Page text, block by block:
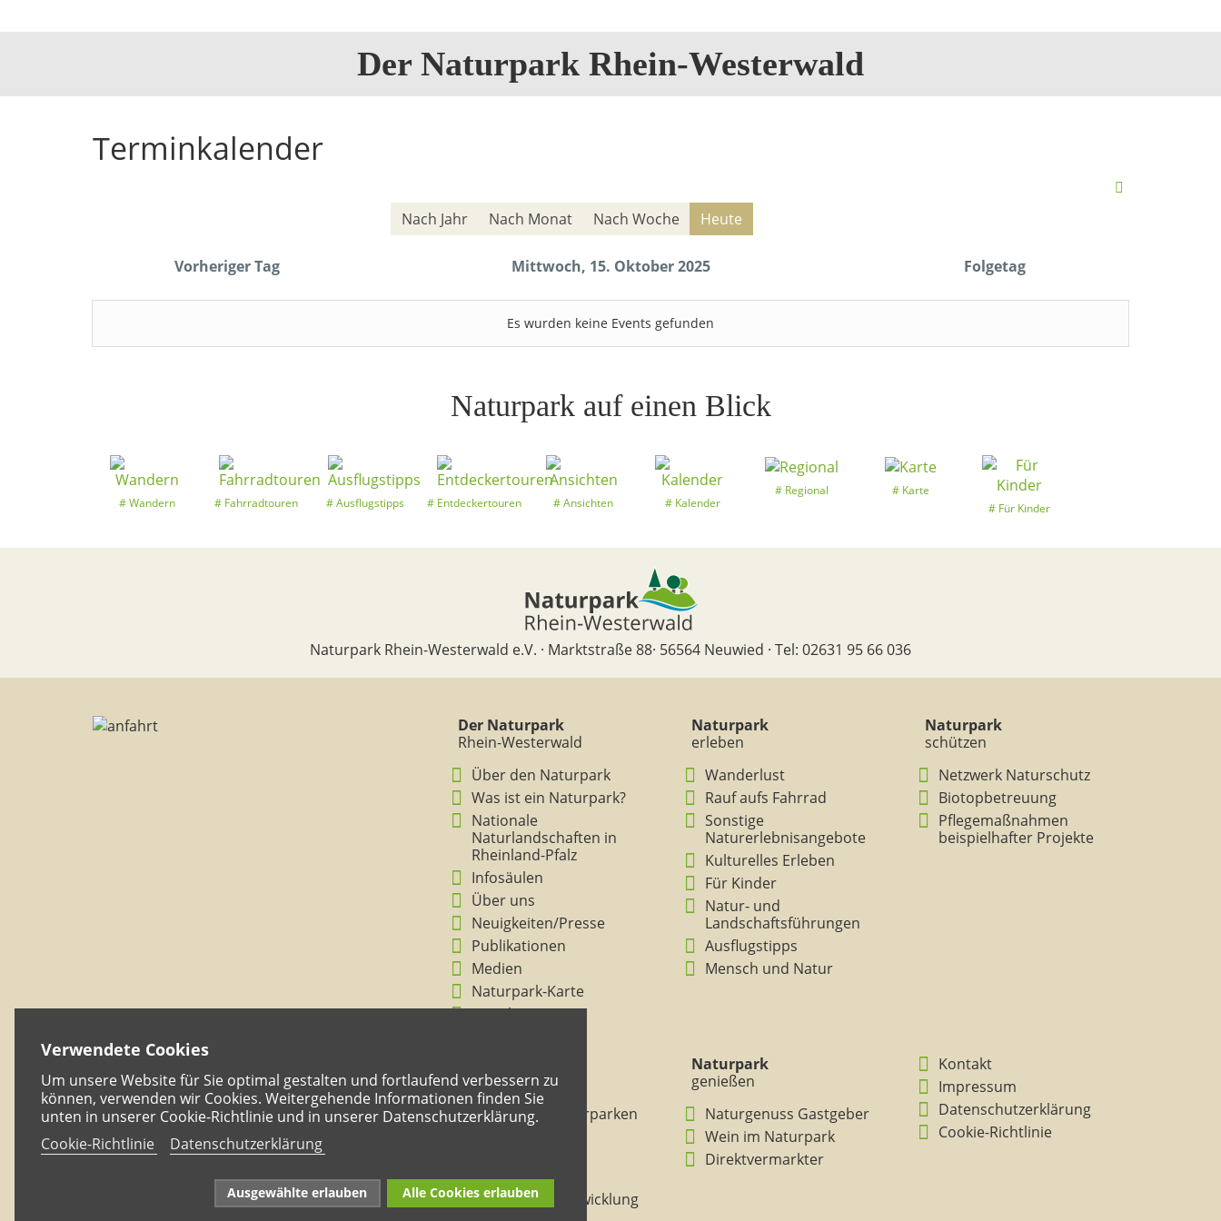
Verwendete Cookies
Um unsere Website für Sie optimal gestalten und fortlaufend verbessern zu
können, verwenden wir Cookies. Weitergehende Informationen finden Sie
unten in unserer Cookie-Richtlinie und in unserer Datenschutzerklärung.
Cookie-Richtlinie
Datenschutzerklärung
Ausgewählte erlauben Alle Cookies erlauben
Der Naturpark Rhein-Westerwald
Terminkalender
Nach Jahr Nach Monat Nach Woche Heute
Vorheriger Tag Mittwoch, 15. Oktober 2025 Folgetag
Es wurden keine Events gefunden
Naturpark auf einen Blick
Wandern Fahrradtouren Ausflugstipps Entdeckertouren Ansichten Kalender
Regional
Karte
Für Kinder
Naturpark Rhein-Westerwald e.V. · Marktstraße 88· 56564 Neuwied · Tel: 02631 95 66 036
Der Naturpark
Rhein-Westerwald
Über den Naturpark
Was ist ein Naturpark?
Nationale
Naturlandschaften in
Rheinland-Pfalz
Infosäulen
Über uns
Neuigkeiten/Presse
Publikationen
Medien
Naturpark-Karte
Ansichten
Naturpark
erleben
Wanderlust
Rauf aufs Fahrrad
Sonstige
Naturerlebnisangebote
Kulturelles Erleben
Für Kinder
Natur- und
Landschaftsführungen
Ausflugstipps
Mensch und Natur
Naturpark
schützen
Netzwerk Naturschutz
Biotopbetreuung
Pflegemaßnahmen
beispielhafter Projekte
verstehen
BNE in den Naturparken
Rheinland-Pfalz
Mitmachheft
Nachhaltige Entwicklung
Naturpark
genießen
Naturgenuss Gastgeber
Wein im Naturpark
Direktvermarkter
Kontakt
Impressum
Datenschutzerklärung
Cookie-Richtlinie